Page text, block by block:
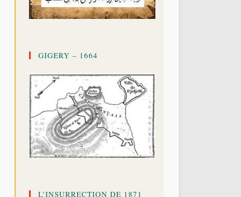
GIGERY – 1664
L’INSURRECTION DE 1871